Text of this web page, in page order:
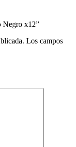
Negro x12”
Los campos